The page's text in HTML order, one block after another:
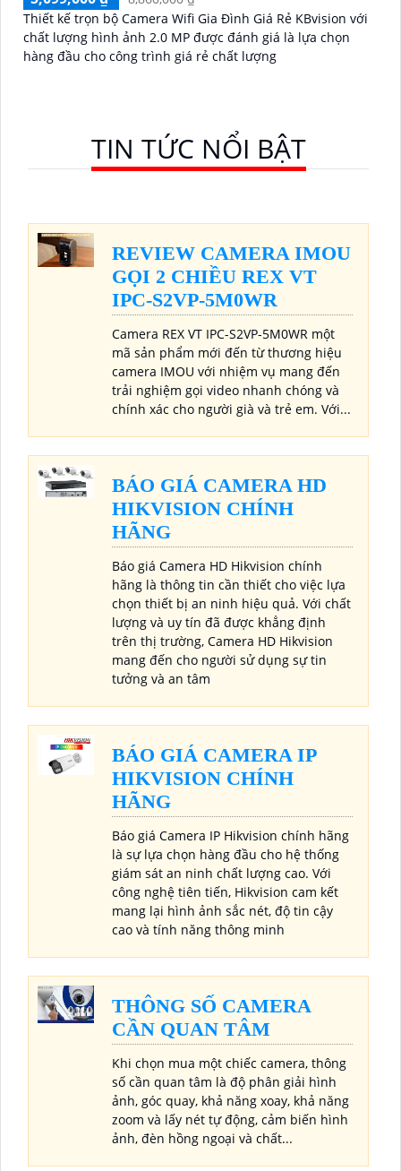
Thiết kế trọn bộ Camera Wifi Gia Đình Giá Rẻ KBvision với
chất lượng hình ảnh 2.0 MP được đánh giá là lựa chọn
hàng đầu cho công trình giá rẻ chất lượng
TIN TỨC NỔI BẬT
REVIEW CAMERA IMOU
GỌI 2 CHIỀU REX VT
IPC-S2VP-5M0WR
Camera REX VT IPC-S2VP-5M0WR một
mã sản phẩm mới đến từ thương hiệu
camera IMOU với nhiệm vụ mang đến
trải nghiệm gọi video nhanh chóng và
chính xác cho người già và trẻ em. Với...
BÁO GIÁ CAMERA HD
HIKVISION CHÍNH
HÃNG
Báo giá Camera HD Hikvision chính
hãng là thông tin cần thiết cho việc lựa
chọn thiết bị an ninh hiệu quả. Với chất
lượng và uy tín đã được khẳng định
trên thị trường, Camera HD Hikvision
mang đến cho người sử dụng sự tin
tưởng và an tâm
BÁO GIÁ CAMERA IP
HIKVISION CHÍNH
HÃNG
Báo giá Camera IP Hikvision chính hãng
là sự lựa chọn hàng đầu cho hệ thống
giám sát an ninh chất lượng cao. Với
công nghệ tiên tiến, Hikvision cam kết
mang lại hình ảnh sắc nét, độ tin cậy
cao và tính năng thông minh
THÔNG SỐ CAMERA
CẦN QUAN TÂM
Khi chọn mua một chiếc camera, thông
số cần quan tâm là độ phân giải hình
ảnh, góc quay, khả năng xoay, khả năng
zoom và lấy nét tự động, cảm biến hình
ảnh, đèn hồng ngoại và chất...